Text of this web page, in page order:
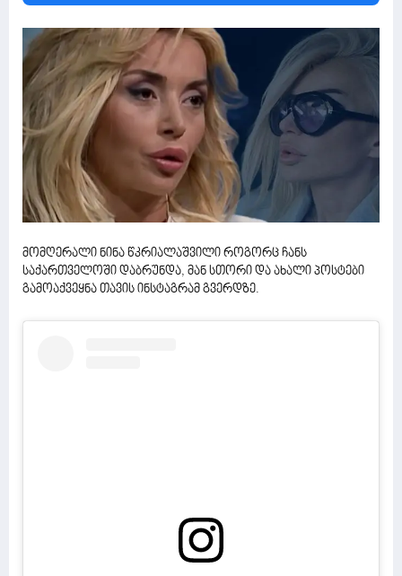
მომღერალი ნინა წკრიალაშვილი როგორც ჩანს
საქართველოში დაბრუნდა, მან სთორი და ახალი პოსტები
გამოაქვეყნა თავის ინსტაგრამ გვერდზე.